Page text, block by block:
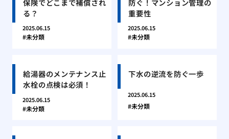
る？
2025.06.15
未分類
重要性
2025.06.15
未分類
給湯器のメンテナンス止
水栓の点検は必須！
2025.06.15
未分類
下水の逆流を防ぐ一歩
2025.06.15
未分類